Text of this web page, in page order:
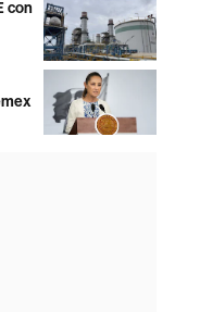
con